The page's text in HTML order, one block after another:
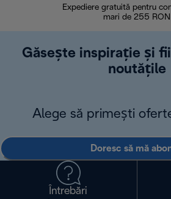
Expediere gratuită pentru
mari de 255 RON
Găsește inspirație și
noutățile
Alege să primești
Doresc să mă
Întrebări